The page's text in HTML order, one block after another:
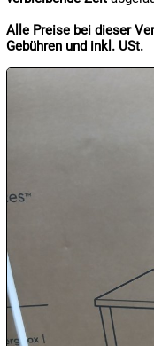
07.08:
1€
Megaabverkauf
08.08:
Alle Preise bei dieser
Gebühren und inkl. USt.